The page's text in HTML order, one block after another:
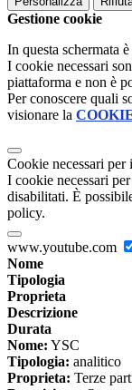
Gestione cookie
In questa schermata
I cookie necessari
piattaforma e non è
Per conoscere quali
visionare la
Cookie necessari
I cookie necessari
disabilitati. È
policy.
www.youtube.com
Nome
Tipologia
Proprieta
Descrizione
Durata
Nome: YSC
Tipologia: analitico
Proprieta: Terze